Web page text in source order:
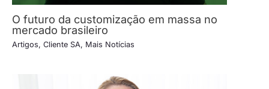
O futuro da customização em massa no
mercado brasileiro
Artigos, Cliente SA, Mais Notícias